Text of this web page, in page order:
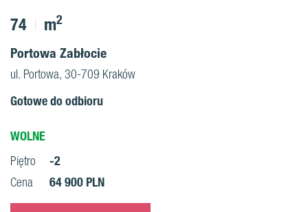
74 m2
Portowa Zabłocie
ul. Portowa, 30-709 Kraków
Gotowe do odbioru
WOLNE
Piętro -2
Cena 64 900 PLN